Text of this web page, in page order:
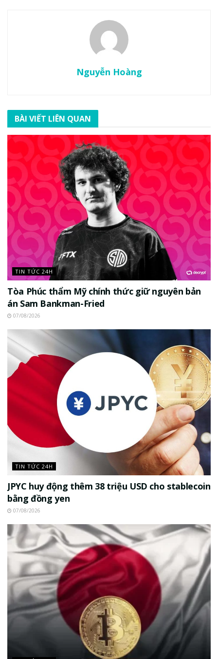
Nguyễn Hoàng
BÀI VIẾT LIÊN QUAN
TIN TỨC 24H
Tòa Phúc thẩm Mỹ chính thức giữ nguyên bản
án Sam Bankman-Fried
07/08/2026
TIN TỨC 24H
JPYC huy động thêm 38 triệu USD cho stablecoin
bằng đồng yen
07/08/2026